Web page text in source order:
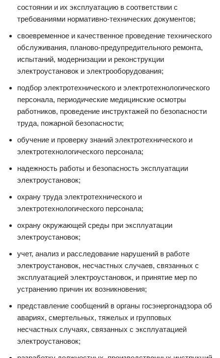
состоянии и их эксплуатацию в соответствии с
требованиями нормативно-технических документов;
своевременное и качественное проведение технического
обслуживания, планово-предупредительного ремонта,
испытаний, модернизации и реконструкции
электроустановок и электрооборудования;
подбор электротехнического и электротехнологического
персонала, периодические медицинские осмотры
работников, проведение инструктажей по безопасности
труда, пожарной безопасности;
обучение и проверку знаний электротехнического и
электротехнологического персонала;
надежность работы и безопасность эксплуатации
электроустановок;
охрану труда электротехнического и
электротехнологического персонала;
охрану окружающей среды при эксплуатации
электроустановок;
учет, анализ и расследование нарушений в работе
электроустановок, несчастных случаев, связанных с
эксплуатацией электроустановок, и принятие мер по
устранению причин их возникновения;
представление сообщений в органы госэнергонадзора об
авариях, смертельных, тяжелых и групповых
несчастных случаях, связанных с эксплуатацией
электроустановок;